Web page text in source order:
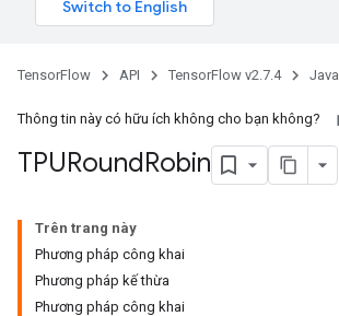
TensorFlow API TensorFlow v2.7.4 Java
Thông tin này có hữu ích không cho bạn không?
TPURoundRobin
Trên trang này
Phương pháp công khai
Phương pháp kế thừa
Phương pháp công khai